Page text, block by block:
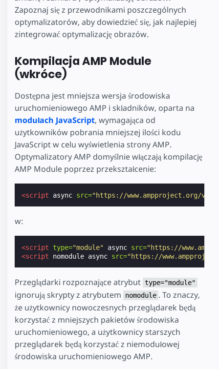
Zapoznaj się z przewodnikami poszczególnych
optymalizatorów, aby dowiedzieć się, jak najlepiej
zintegrować optymalizację obrazów.
Kompilacja AMP Module
(wkróce)
Dostępna jest mniejsza wersja środowiska
uruchomieniowego AMP i składników, oparta na
modułach JavaScript, wymagająca od
użytkowników pobrania mniejszej ilości kodu
JavaScript w celu wyświetlenia strony AMP.
Optymalizatory AMP domyślnie włączają kompilację
AMP Module poprzez przekształcenie:
<script async src="https://www.ampproject.org/
w:
<script type="module" async src="https://
<script
nomodule async src="https://
Przeglądarki rozpoznające atrybut type="module"
ignorują skrypty z atrybutem nomodule . To znaczy,
że użytkownicy nowoczesnych przeglądarek będą
korzystać z mniejszych pakietów środowiska
uruchomieniowego, a użytkownicy starszych
przeglądarek będą korzystać z niemodułowej
środowiska uruchomieniowego AMP.